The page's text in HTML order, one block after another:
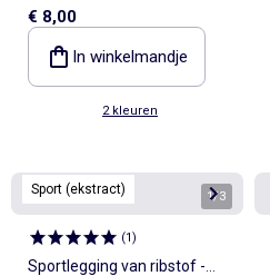
€ 8,00
In winkelmandje
2 kleuren
Sport (ekstract) 1/3
(1)
Sportlegging van ribstof -